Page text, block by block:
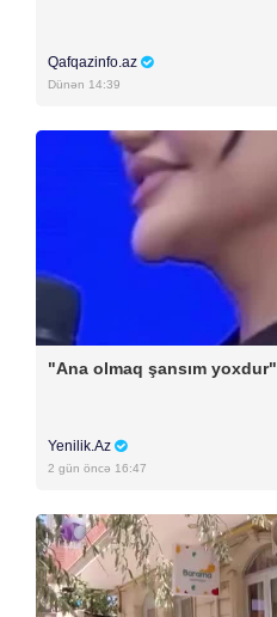
Qafqazinfo.az
Dünən 14:39
"Ana olmaq şansım yoxdur"
Yenilik.Az
2 gün öncə 16:47